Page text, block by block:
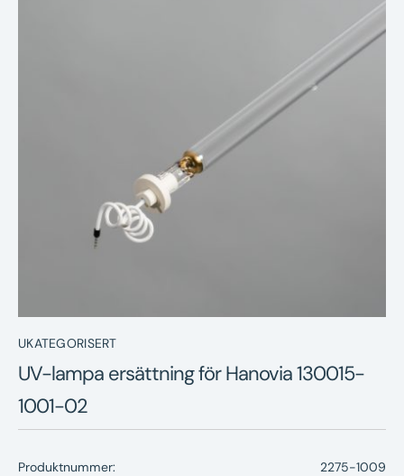
Underhållstips
Kontakt
UKATEGORISERT
UV-lampa ersättning för Hanovia 130015-
1001-02
Produktnummer: 2275-1009